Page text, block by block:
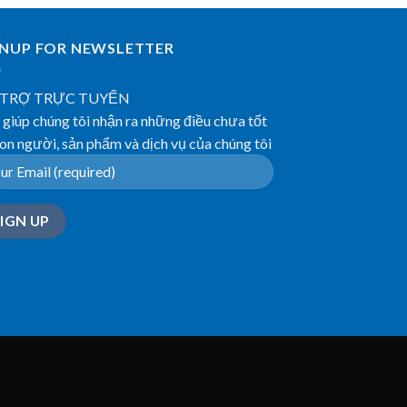
FOR NEWSLETTER
TRỰC TUYẾN
chúng tôi nhận ra những điều chưa tốt
người, sản phẩm và dịch vụ của chúng tôi